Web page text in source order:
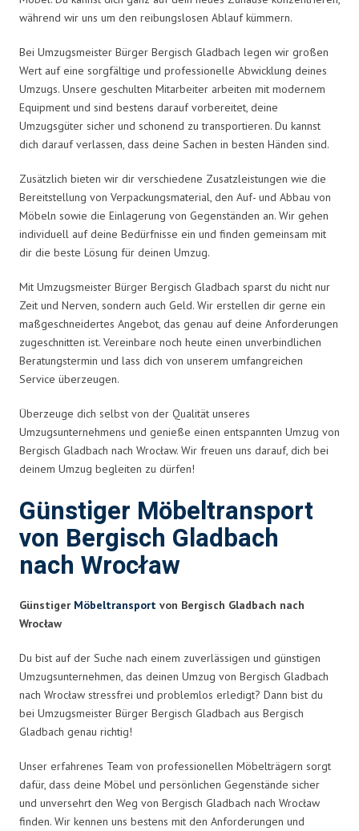
während wir uns um den reibungslosen Ablauf kümmern.
Bei Umzugsmeister Bürger Bergisch Gladbach legen wir großen
Wert auf eine sorgfältige und professionelle Abwicklung deines
Umzugs. Unsere geschulten Mitarbeiter arbeiten mit modernem
Equipment und sind bestens darauf vorbereitet, deine
Umzugsgüter sicher und schonend zu transportieren. Du kannst
dich darauf verlassen, dass deine Sachen in besten Händen sind.
Zusätzlich bieten wir dir verschiedene Zusatzleistungen wie die
Bereitstellung von Verpackungsmaterial, den Auf- und Abbau von
Möbeln sowie die Einlagerung von Gegenständen an. Wir gehen
individuell auf deine Bedürfnisse ein und finden gemeinsam mit
dir die beste Lösung für deinen Umzug.
Mit Umzugsmeister Bürger Bergisch Gladbach sparst du nicht nur
Zeit und Nerven, sondern auch Geld. Wir erstellen dir gerne ein
maßgeschneidertes Angebot, das genau auf deine Anforderungen
zugeschnitten ist. Vereinbare noch heute einen unverbindlichen
Beratungstermin und lass dich von unserem umfangreichen
Service überzeugen.
Überzeuge dich selbst von der Qualität unseres
Umzugsunternehmens und genieße einen entspannten Umzug von
Bergisch Gladbach nach Wrocław. Wir freuen uns darauf, dich bei
deinem Umzug begleiten zu dürfen!
Günstiger Möbeltransport
von Bergisch Gladbach
nach Wrocław
Günstiger Möbeltransport von Bergisch Gladbach nach
Wrocław
Du bist auf der Suche nach einem zuverlässigen und günstigen
Umzugsunternehmen, das deinen Umzug von Bergisch Gladbach
nach Wrocław stressfrei und problemlos erledigt? Dann bist du
bei Umzugsmeister Bürger Bergisch Gladbach aus Bergisch
Gladbach genau richtig!
Unser erfahrenes Team von professionellen Möbelträgern sorgt
dafür, dass deine Möbel und persönlichen Gegenstände sicher
und unversehrt den Weg von Bergisch Gladbach nach Wrocław
finden. Wir kennen uns bestens mit den Anforderungen und